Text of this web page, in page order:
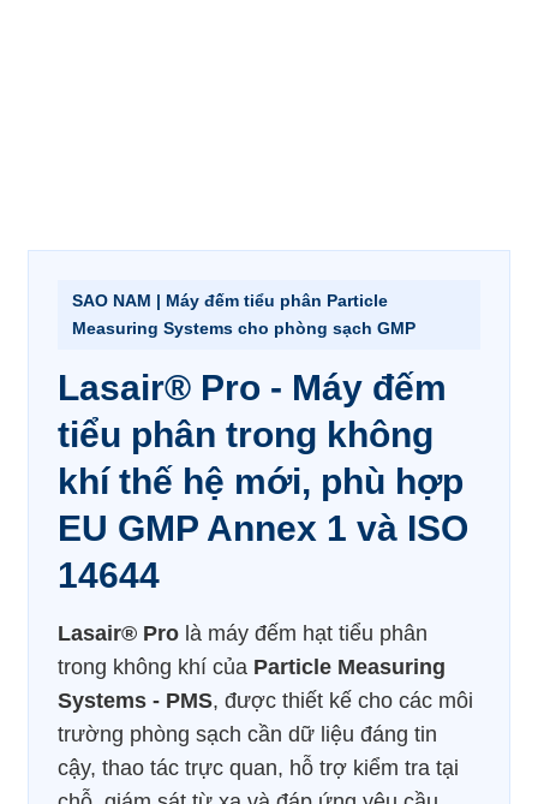
SAO NAM | Máy đếm tiểu phân Particle
Measuring Systems cho phòng sạch GMP
Lasair® Pro - Máy đếm
tiểu phân trong không
khí thế hệ mới, phù hợp
EU GMP Annex 1 và ISO
14644
Lasair® Pro là máy đếm hạt tiểu phân
trong không khí của Particle Measuring
Systems - PMS, được thiết kế cho các môi
trường phòng sạch cần dữ liệu đáng tin
cậy, thao tác trực quan, hỗ trợ kiểm tra tại